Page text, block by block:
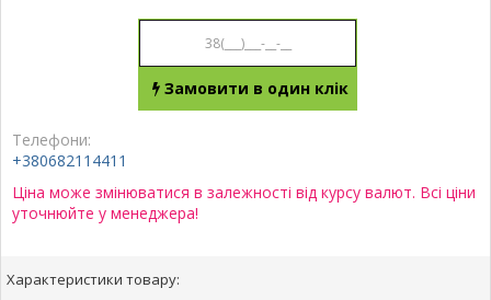
Замовити в один клік
Телефони:
+380682114411
Ціна може змінюватися в залежності від курсу валют. Всі ціни
уточнюйте у менеджера!
Характеристики товару: